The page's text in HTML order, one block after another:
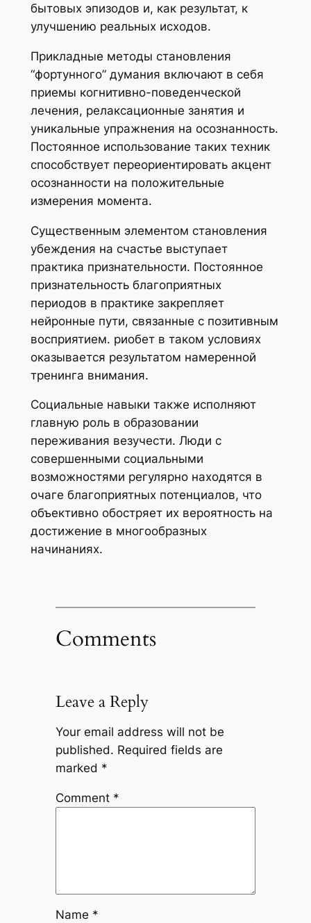
бытовых эпизодов и, как результат, к
улучшению реальных исходов.
Прикладные методы становления
“фортунного” думания включают в себя
приемы когнитивно-поведенческой
лечения, релаксационные занятия и
уникальные упражнения на осознанность.
Постоянное использование таких техник
способствует переориентировать акцент
осознанности на положительные
измерения момента.
Существенным элементом становления
убеждения на счастье выступает
практика признательности. Постоянное
признательность благоприятных
периодов в практике закрепляет
нейронные пути, связанные с позитивным
восприятием. риобет в таком условиях
оказывается результатом намеренной
тренинга внимания.
Социальные навыки также исполняют
главную роль в образовании
переживания везучести. Люди с
совершенными социальными
возможностями регулярно находятся в
очаге благоприятных потенциалов, что
объективно обостряет их вероятность на
достижение в многообразных
начинаниях.
Comments
Leave a Reply
Your email address will not be
published. Required fields are
marked *
Comment *
Name *